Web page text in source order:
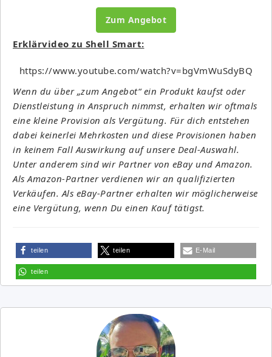
Zum Angebot
Erklärvideo zu Shell Smart:
https://www.youtube.com/watch?v=bgVmWuSdyBQ
Wenn du über „zum Angebot“ ein Produkt kaufst oder
Dienstleistung in Anspruch nimmst, erhalten wir oftmals
eine kleine Provision als Vergütung. Für dich entstehen
dabei keinerlei Mehrkosten und diese Provisionen haben
in keinem Fall Auswirkung auf unsere Deal-Auswahl.
Unter anderem sind wir Partner von eBay und Amazon.
Als Amazon-Partner verdienen wir an qualifizierten
Verkäufen. Als eBay-Partner erhalten wir möglicherweise
eine Vergütung, wenn Du einen Kauf tätigst.
teilen teilen E-Mail
teilen